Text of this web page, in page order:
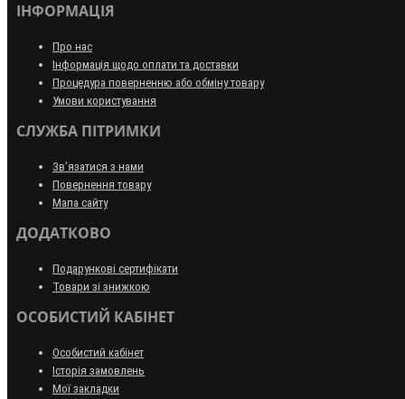
ІНФОРМАЦІЯ
Про нас
Інформація щодо оплати та доставки
Процедура поверненню або обміну товару
Умови користування
СЛУЖБА ПІТРИМКИ
Зв’язатися з нами
Повернення товару
Мапа сайту
ДОДАТКОВО
Подарункові сертифікати
Товари зі знижкою
ОСОБИСТИЙ КАБІНЕТ
Особистий кабінет
Історія замовлень
Мої закладки